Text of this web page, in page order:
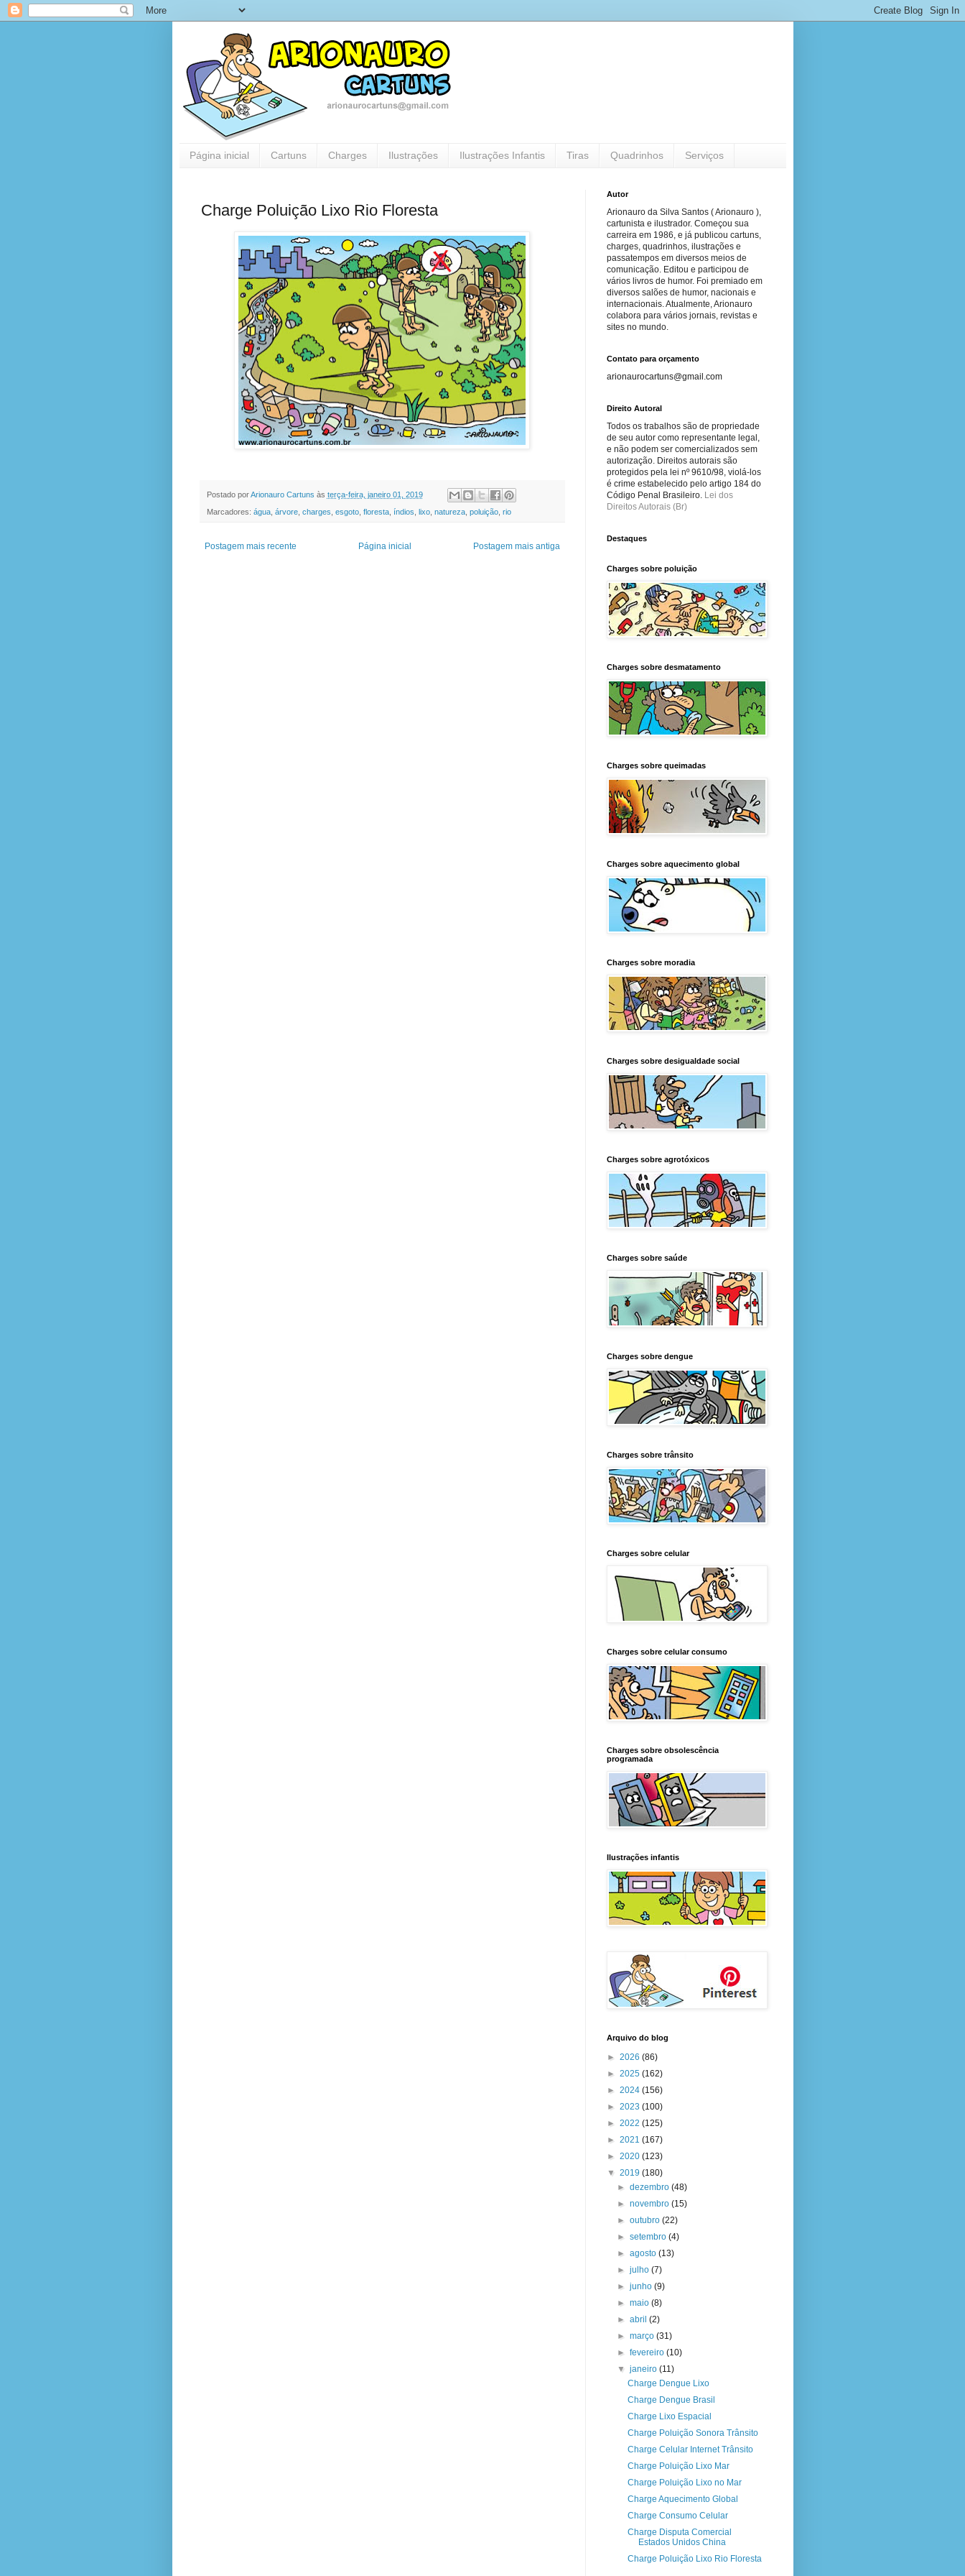
Página inicial Cartuns Charges Ilustrações Ilustrações Infantis Tiras Quadrinhos Serviços
Charge Poluição Lixo Rio Floresta
Postado porArionauro Cartuns às terça-feira, janeiro 01, 2019
Marcadores: água, árvore, charges esgoto, floresta, índios lixo, natureza, poluição, rio
Postagem mais recente Postagem mais antiga
Página inicial
Autor
Arionauro da Silva Santos ( Arionauro ),
cartunista e ilustrador. Começou sua
carreira em 1986, e já publicou cartuns,
charges, quadrinhos, ilustrações e
passatempos em diversos meios de
comunicação. Editou e participou de
vários livros de humor. Foi premiado em
diversos salões de humor, nacionais e
internacionais. Atualmente, Arionauro
colabora para vários jornais, revistas e
sites no mundo.
Contato para orçamento
arionaurocartuns@gmail.com
Direito Autoral
Todos os trabalhos são de propriedade
de seu autor como representante legal,
e não podem ser comercializados sem
autorização. Direitos autorais são
protegidos pela lei nº 9610/98, violá-los
é crime estabelecido pelo artigo 184 do
Código Penal Brasileiro. Lei dos
Direitos Autorais (Br)
Destaques
Charges sobre poluição
Charges sobre desmatamento
Charges sobre queimadas
Charges sobre aquecimento global
Charges sobre moradia
Charges sobre desigualdade social
Charges sobre agrotóxicos
Charges sobre saúde
Charges sobre dengue
Charges sobre trânsito
Charges sobre celular
Charges sobre celular consumo
Charges sobre obsolescência
programada
Ilustrações infantis
Arquivo do blog
► 2026 (86)
► 2025 (162)
► 2024 (156)
► 2023 (100)
► 2022 (125)
► 2021 (167)
► 2020 (123)
▼ 2019 (180)
► dezembro (48)
► novembro (15)
► outubro (22)
► setembro (4)
► agosto (13)
► julho (7)
► junho (9)
► maio (8)
► abril (2)
► março (31)
► fevereiro (10)
▼ janeiro (11)
Charge Dengue Lixo
Charge Dengue Brasil
Charge Lixo Espacial
Charge Poluição Sonora Trânsito
Charge Celular Internet Trânsito
Charge Poluição Lixo Mar
Charge Poluição Lixo no Mar
Charge Aquecimento Global
Charge Consumo Celular
Charge Disputa Comercial
Estados Unidos China
Charge Poluição Lixo Rio Floresta